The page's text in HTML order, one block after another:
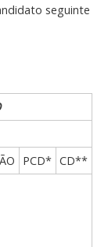
seguinte
PCD* CD**